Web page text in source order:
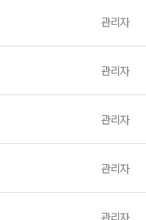
관리자
관리자
관리자
관리자
관리자